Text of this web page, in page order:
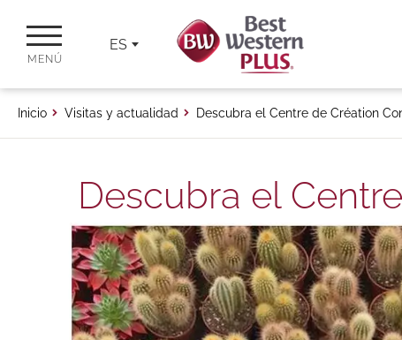
MENÚ
ES
Inicio Visitas y actualidad Descubra el Centre de Création
Descubra el